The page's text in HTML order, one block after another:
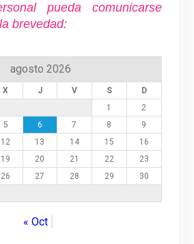
pueda comunicarse
brevedad:
agosto 2026
X J V S
D
1
2
5 6 7 8
9
12 13 14 15
16
19 20 21 22
23
26 27 28 29
30
« Oct